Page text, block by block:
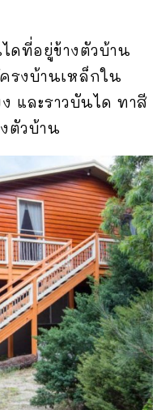
ดที่อยู่ข้างตัวบ้าน
รงบ้านเหล็กใน
และราวบันได ทาสี
ตัวบ้าน